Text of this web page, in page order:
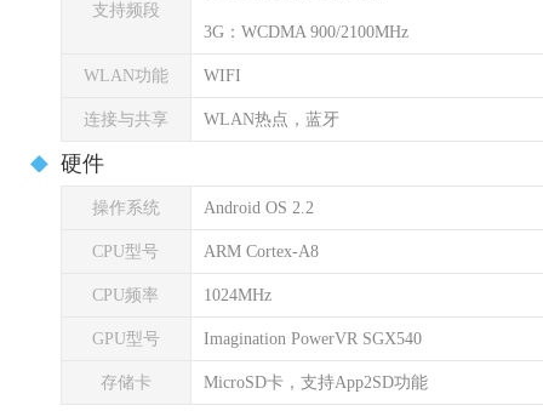
支持频段
3G：WCDMA 900/2100MHz
WLAN功能 WIFI
连接与共享 WLAN热点，蓝牙
硬件
操作系统 Android OS 2.2
CPU型号 ARM Cortex-A8
CPU频率 1024MHz
GPU型号 Imagination PowerVR SGX540
存储卡 MicroSD卡，支持App2SD功能